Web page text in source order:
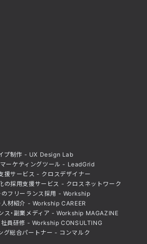
プ制作 - UX Design Lab
ーケティングツール - LeadGrid
援サービス - クロスデザイナー
の採用支援サービス - クロスネットワーク
のフリーランス採用 - Workship
人材紹介 - Workship CAREER
ス・副業メディア - Workship MAGAZINE
社員研修 - Workship CONSULTING
グ総合パートナー - コンマルク